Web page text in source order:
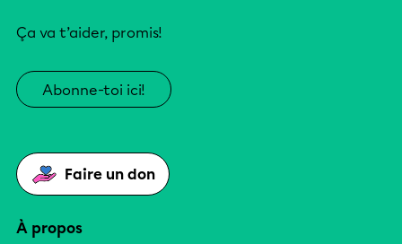
Ça va t’aider, promis!
Abonne-toi ici!
Faire un don
À propos